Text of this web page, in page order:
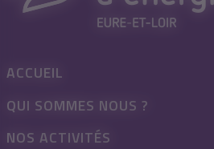
ACCUEIL
QUI SOMMES NOUS ?
NOS ACTIVITÉS